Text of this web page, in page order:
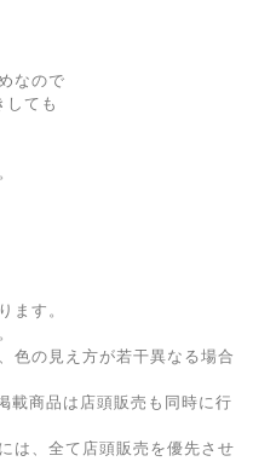
なので
しても
ます。
色の見え方が若干異なる場合
商品は店頭販売も同時に行
は、全て店頭販売を優先させ